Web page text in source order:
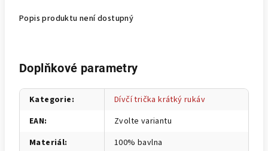
Popis produktu není dostupný
Doplňkové parametry
Kategorie:
Dívčí trička krátký rukáv
EAN:
Zvolte variantu
Materiál:
100% bavlna